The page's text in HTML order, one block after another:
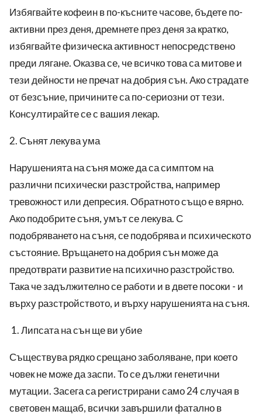
Избягвайте кофеин в по-късните часове, бъдете по-
активни през деня, дремнете през деня за кратко,
избягвайте физическа активност непосредствено
преди лягане. Оказва се, че всичко това са митове и
тези дейности не пречат на добрия сън. Ако страдате
от безсъние, причините са по-сериозни от тези.
Консултирайте се с вашия лекар.
2. Сънят лекува ума
Нарушенията на съня може да са симптом на
различни психически разстройства, например
тревожност или депресия. Обратното също е вярно.
Ако подобрите съня, умът се лекува. С
подобряването на съня, се подобрява и психическото
състояние. Връщането на добрия сън може да
предотврати развитие на психично разстройство.
Така че задължително се работи и в двете посоки - и
върху разстройството, и върху нарушенията на съня.
Липсата на сън ще ви убие
Съществува рядко срещано заболяване, при което
човек не може да заспи. То се дължи генетични
мутации. Засега са регистрирани само 24 случая в
световен мащаб, всички завършили фатално в